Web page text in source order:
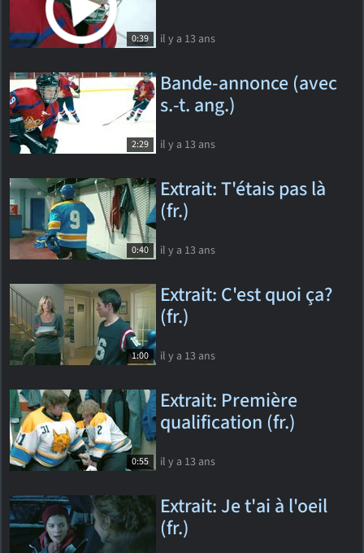
0:39 il y a 13 ans
2:29
Bande-annonce (avec
s.-t. ang.)
il y a 13 ans
0:40
Extrait: T'étais pas là
(fr.)
il y a 13 ans
1:00
Extrait: C'est quoi ça?
(fr.)
il y a 13 ans
0:55
Extrait: Première
qualification (fr.)
il y a 13 ans
Extrait: Je t'ai à l'oeil
(fr.)